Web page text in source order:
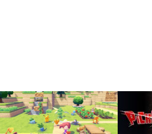
LATEST
STORIES